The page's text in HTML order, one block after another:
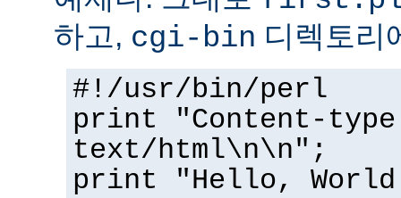
하고, cgi-bin 디렉토리
#!/usr/bin/perl
print "Content-
text/html\n\n";
print "Hello,